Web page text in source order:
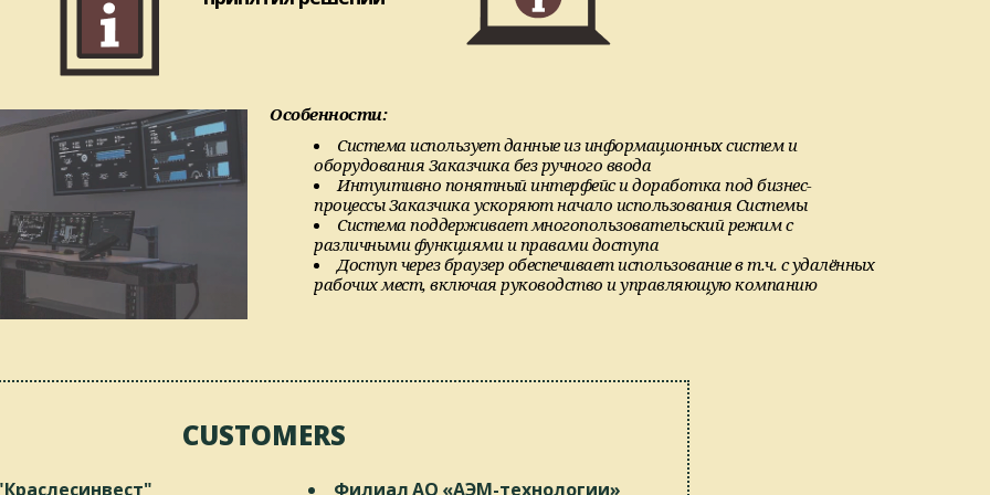
Особенности:
Система использует данные из информационных систем и
оборудования Заказчика без ручного ввода
Интуитивно понятный интерфейс и доработка под бизнес-
процессы Заказчика ускоряют начало использования Системы
Система поддерживает многопользовательский режим с
различными функциями и правами доступа
Доступ через браузер обеспечивает использование в т.ч. с удалённых
рабочих мест, включая руководство и управляющую компанию
CUSTOMERS
Филиал АО «АЭМ-технологии»